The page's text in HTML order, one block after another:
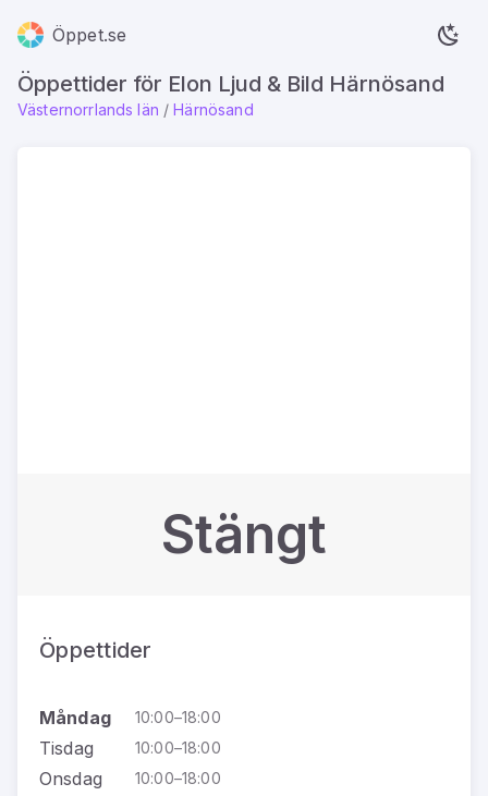
Öppet.se
Öppettider för Elon Ljud & Bild Härnösand
Västernorrlands län / Härnösand
Stängt
Öppettider
Måndag 10:00–18:00
Tisdag 10:00–18:00
Onsdag 10:00–18:00